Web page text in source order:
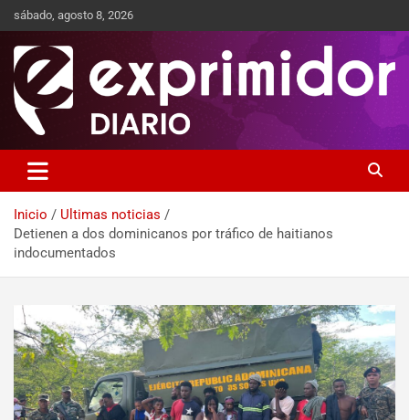
sábado, agosto 8, 2026
Exprimidor media
Inicio
Ultimas noticias
Detienen a dos dominicanos por tráfico de haitianos
indocumentados